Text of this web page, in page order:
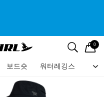
검색
0
보드숏 워터레깅스 비
메뉴